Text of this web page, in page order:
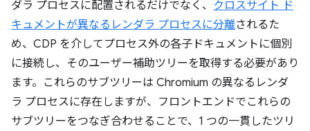
ダラ プロセスに配置されるだけでなく、 クロスサイト ド
キュメントが異なるレンダラ プロセスに分離されるた
め、CDP を介してプロセス外の各子ドキュメントに個別
に接続し、そのユーザー補助ツリーを取得する必要があり
ます。これらのサブツリーは Chromium の異なるレンダ
ラ プロセスに存在しますが、フロントエンドでこれらの
サブツリーをつなぎ合わせることで、1 つの一貫したツリ